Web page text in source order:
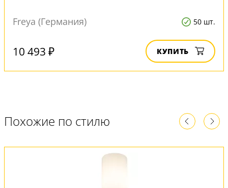
Freya (Германия) 50 шт.
10 493 ₽ КУПИТЬ
Похожие по стилю